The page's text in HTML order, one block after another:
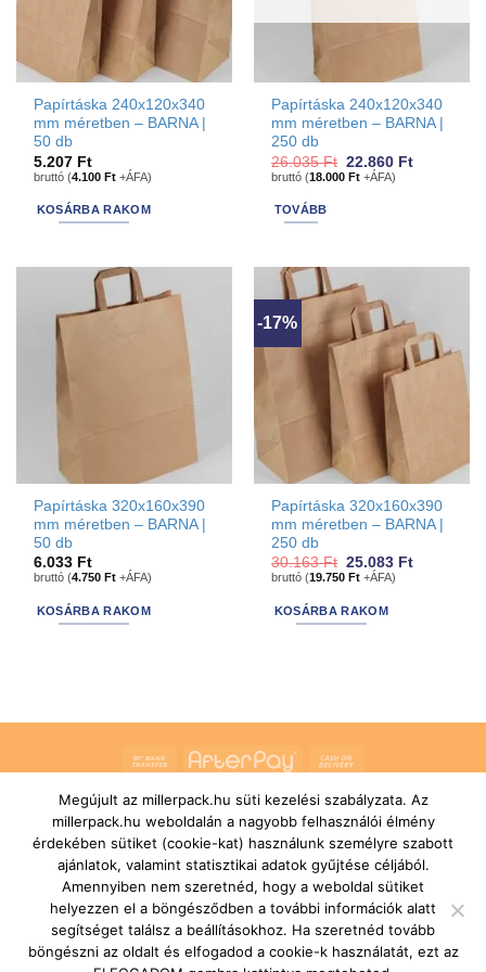
Papírtáska 240x120x340
mm méretben – BARNA |
50 db
5.207 Ft
bruttó (4.100Ft +ÁFA)
KOSÁRBA RAKOM
Papírtáska 240x120x340
mm méretben – BARNA |
250 db
26.035Ft Original
price
22.860 FtCurrent
bruttó (18.000Ft +ÁFA)
TOVÁBB
Papírtáska 320x160x390
mm méretben – BARNA |
50 db
6.033 Ft
bruttó (4.750Ft +ÁFA)
KOSÁRBA RAKOM
-17%
Papírtáska 320x160x390
mm méretben – BARNA |
250 db
30.163Ft Original
price
30.163 Ft.
25.083 FtCurrent
bruttó (19.750Ft +ÁFA)
KOSÁRBA RAKOM
Bank
AfterPay
Delivery
RÓLUNK
ÁLTALÁNOS SZERZŐDÉSI FELTÉTELEK
SZÁLLÍTÁSI ÉS FIZETÉSI FELTÉTELEK
JOGI NYILATKOZAT
IMPRESSZUM
KAPCSOLAT
ÜGYFÉLSZOLGÁLAT
FELIRATKOZÁS HÍRLEVÉLRE
Copyright 2026 ©MILLERPACK.HUPowered byPrintroom Bt. -
Hungary
Megújult az millerpack.hu süti kezelési szabályzata. Az
millerpack.hu weboldalán a nagyobb felhasználói élmény
érdekében sütiket (cookie-kat) használunk személyre szabott
ajánlatok, valamint statisztikai adatok gyűjtése céljából.
Amennyiben nem szeretnéd, hogy a weboldal sütiket
helyezzen el a böngésződben a további információk alatt
segítséget találsz a beállításokhoz. Ha szeretnéd tovább
böngészni az oldalt és elfogadod a cookie-k használatát, ezt az